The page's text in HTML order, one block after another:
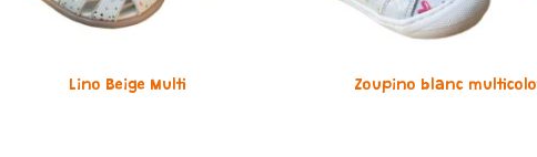
Lino Beige Multi Zoupino blanc